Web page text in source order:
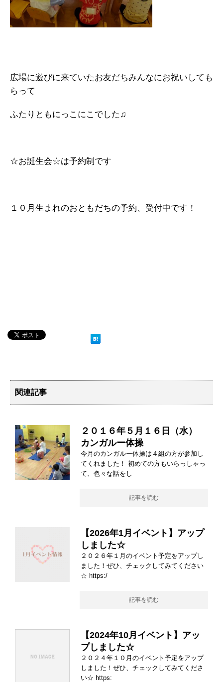
広場に遊びに来ていたお友だちみんなにお祝いしても
らって
ふたりともにっこにこでした♫
☆お誕生会☆は予約制です
１０月生まれのおともだちの予約、受付中です！
関連記事
２０１６年５月１６日（水）
カンガルー体操
今月のカンガルー体操は４組の方が参加し
てくれました！ 初めての方もいらっしゃっ
て、色々な話をし
記事を読む
【2026年1月イベント】アップ
しました☆
２０２６年１月のイベント予定をアップし
ました！ぜひ、チェックしてみてください
☆ https:/
記事を読む
【2024年10月イベント】アッ
プしました☆
２０２４年１０月のイベント予定をアップ
しました！ぜひ、チェックしてみてくださ
い☆ https: